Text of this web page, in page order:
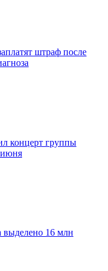
штраф после
концерт группы
июня
выделено 16 млн